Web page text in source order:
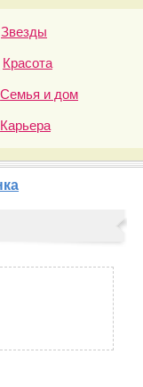
Звезды
Красота
Семья и дом
Карьера